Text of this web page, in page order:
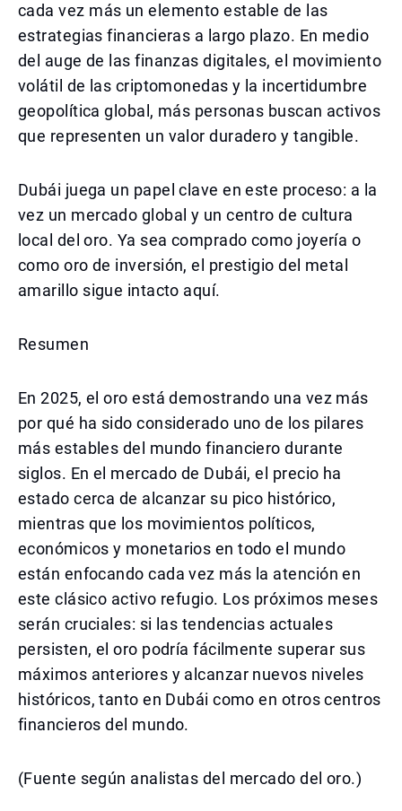
cada vez más un elemento estable de las
estrategias financieras a largo plazo. En medio
del auge de las finanzas digitales, el movimiento
volátil de las criptomonedas y la incertidumbre
geopolítica global, más personas buscan activos
que representen un valor duradero y tangible.
Dubái juega un papel clave en este proceso: a la
vez un mercado global y un centro de cultura
local del oro. Ya sea comprado como joyería o
como oro de inversión, el prestigio del metal
amarillo sigue intacto aquí.
Resumen
En 2025, el oro está demostrando una vez más
por qué ha sido considerado uno de los pilares
más estables del mundo financiero durante
siglos. En el mercado de Dubái, el precio ha
estado cerca de alcanzar su pico histórico,
mientras que los movimientos políticos,
económicos y monetarios en todo el mundo
están enfocando cada vez más la atención en
este clásico activo refugio. Los próximos meses
serán cruciales: si las tendencias actuales
persisten, el oro podría fácilmente superar sus
máximos anteriores y alcanzar nuevos niveles
históricos, tanto en Dubái como en otros centros
financieros del mundo.
(Fuente según analistas del mercado del oro.)